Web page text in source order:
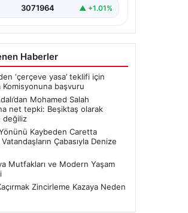
medyada yer alan…
3071964 ▲ +1.01%
Haberler
‘çerçeve yasa’ teklifi için
Komisyonuna başvuru
Mohamed Salah
net tepki: Beşiktaş olarak
değiliz
Kaybeden Caretta
Çabasıyla Denize
Mutfakları ve Modern Yaşam
Zincirleme Kazaya Neden